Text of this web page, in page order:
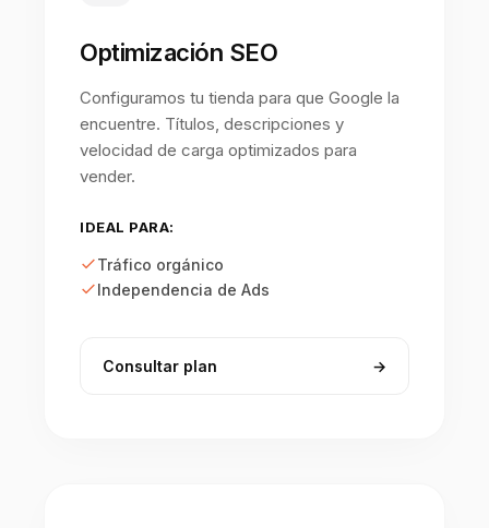
Optimización SEO
Configuramos tu tienda para que Google la
encuentre. Títulos, descripciones y
velocidad de carga optimizados para
vender.
IDEAL PARA:
Tráfico orgánico
Independencia de Ads
Consultar plan →